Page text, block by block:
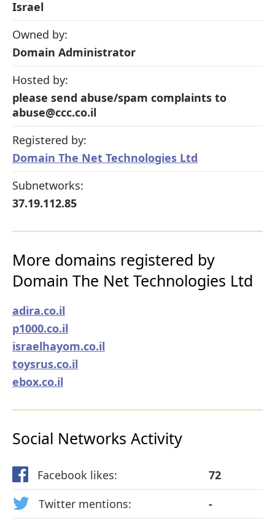
Israel
Owned by:
Domain Administrator
Hosted by:
please send abuse/spam complaints to
abuse@ccc.co.il
Registered by:
Domain The Net Technologies Ltd
Subnetworks:
37.19.112.85
More domains registered by
Domain The Net Technologies Ltd
adira.co.il
p1000.co.il
israelhayom.co.il
toysrus.co.il
ebox.co.il
Social Networks Activity
Facebook likes:
72
Twitter mentions:
-